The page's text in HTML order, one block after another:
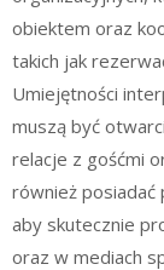
obiektem oraz
takich jak
Umiejętności
muszą być
relacje z gośćmi
również
aby skutecznie
oraz w mediach